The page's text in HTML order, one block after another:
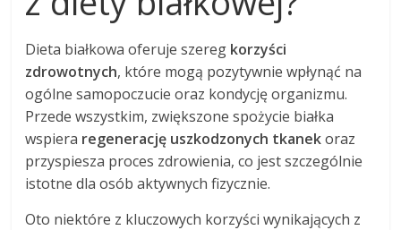
Dieta białkowa oferuje szereg korzyści
zdrowotnych, które mogą pozytywnie wpłynąć na
ogólne samopoczucie oraz kondycję organizmu.
Przede wszystkim, zwiększone spożycie białka
wspiera regenerację uszkodzonych tkanekoraz
przyspiesza proces zdrowienia, co jest szczególnie
istotne dla osób aktywnych fizycznie.
Oto niektóre z kluczowych korzyści wynikających z